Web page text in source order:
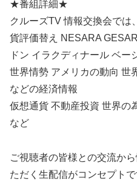
★番組詳細★
クルーズTV 情報交換会では
貨評価替え NESARA
ドン イラクディナール ベー
世界情勢 アメリカの動向 世
などの経済情報
仮想通貨 不動産投資 世界の
など
ご視聴者の皆様との交流か
ただく生配信がコンセプトで